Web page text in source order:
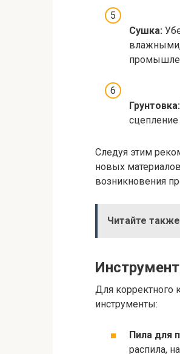
Сушка:
влажными,
Грунтовка:
Следуя этим
новых
возникновения
Читайте
Для корректного
инструменты:
Пила для
распила,